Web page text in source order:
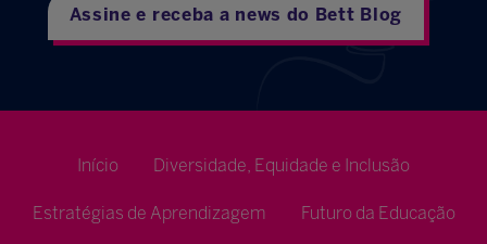
Assine e receba a news do Bett Blog
Início Diversidade, Equidade e Inclusão
Estratégias de Aprendizagem Futuro da Educação